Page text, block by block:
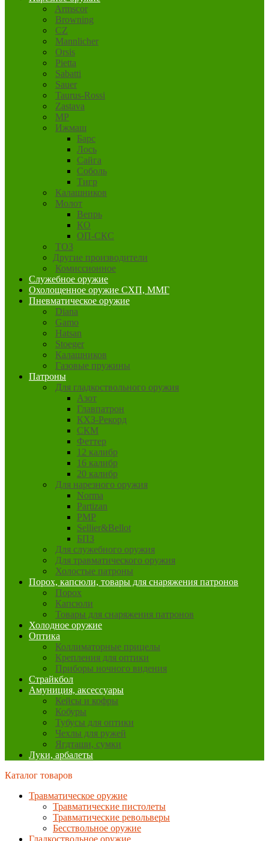
Armscor
Browning
CZ
Mannlicher
Orsis
Pietta
Sabatti
Sauer
Taurus-Rossi
Zastava
MP
Ижмаш
Барс
Лось
Сайга
Соболь
Тигр
Калашников
Молот
Вепрь
КО
ОП-СКС
ТОЗ
Другие производители
Комиссионное
Служебное оружие
Охолощенное оружие СХП, ММГ
Пневматическое оружие
Diana
Gamo
Hatsan
Stoeger
Калашников
Газовые пружины
Патроны
Для гладкоствольного оружия
Азот
Главпатрон
КХЗ-Рекорд
СКМ
Феттер
12 калибр
16 калибр
20 калибр
Для нарезного оружия
Norma
Partizan
PMP
Sellier&Bellot
БПЗ
Для служебного оружия
Для травматического оружия
Холостые патроны
Порох, капсюли, товары для снаряжения патронов
Порох
Капсюли
Товары для снаряжения патронов
Холодное оружие
Оптика
Коллиматорные прицелы
Крепления для оптики
Приборы ночного видения
Страйкбол
Амуниция, аксессуары
Кейсы и кофры
Кобуры
Тубусы для оптики
Чехлы для ружей
Ягдташи, сумки
Луки, арбалеты
Каталог товаров
Травматическое оружие
Травматические пистолеты
Травматические револьверы
Бесствольное оружие
Гладкоствольное оружие